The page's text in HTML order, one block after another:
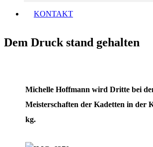
KONTAKT
Dem Druck stand gehalten
Michelle Hoffmann wird Dritte bei
Meisterschaften der Kadetten in der
kg.